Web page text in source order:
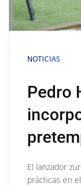
NOTICIAS
Pedro
El lanzador
prácticas en